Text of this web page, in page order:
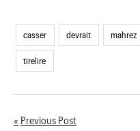
casser devrait mahrez
tirelire
Previous Post